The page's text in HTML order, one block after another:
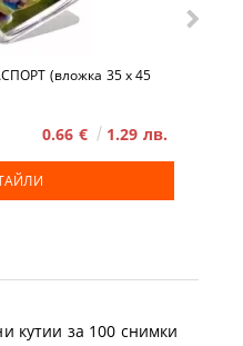
(вложка 35 x 45
0.66 € 1.29 лв.
кутии за 100 снимки